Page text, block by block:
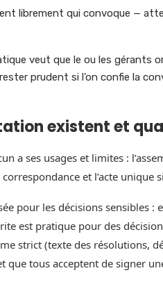
librement qui convoque —
veut que le ou les
prudent si l’on confie la
existent et
a ses usages et limites :
et l’acte unique
pour les décisions sensibles
est pratique pour des
strict (texte des résolutions,
que tous acceptent de signer